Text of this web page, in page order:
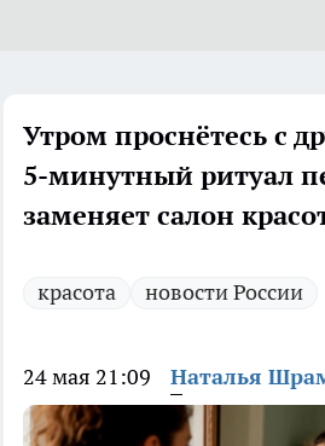
Утром проснётесь с
5-минутный ритуал
заменяет салон
красота новости России
24 мая 21:09 Наталья